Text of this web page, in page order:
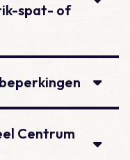
spat- of
Centrum